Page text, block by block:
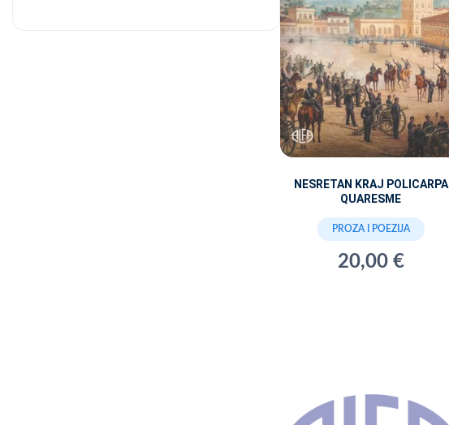
NESRETAN KRAJ POLICARPA
QUARESME
PROZA I POEZIJA
20,00 €